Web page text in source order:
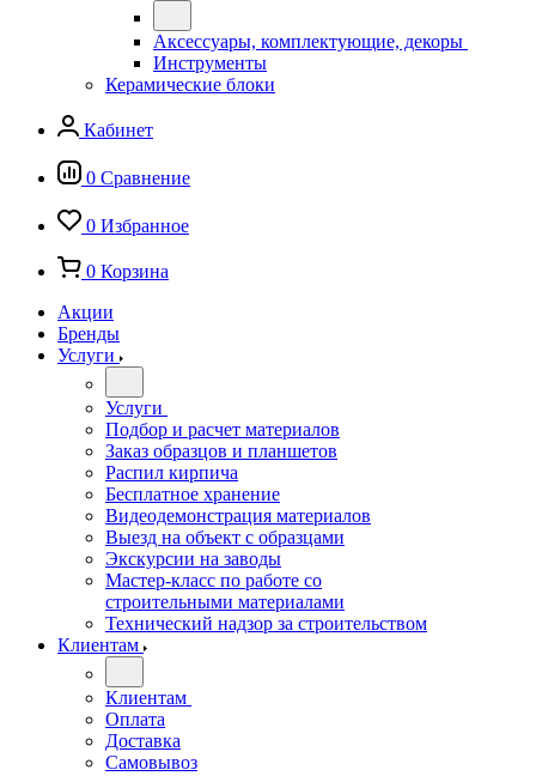
Аксессуары, комплектующие, декоры
Инструменты
Керамические блоки
Кабинет
0 Сравнение
0 Избранное
0 Корзина
Акции
Бренды
Услуги
Услуги
Подбор и расчет материалов
Заказ образцов и планшетов
Распил кирпича
Бесплатное хранение
Видеодемонстрация материалов
Выезд на объект с образцами
Экскурсии на заводы
Мастер-класс по работе со
строительными материалами
Технический надзор за строительством
Клиентам
Клиентам
Оплата
Доставка
Самовывоз